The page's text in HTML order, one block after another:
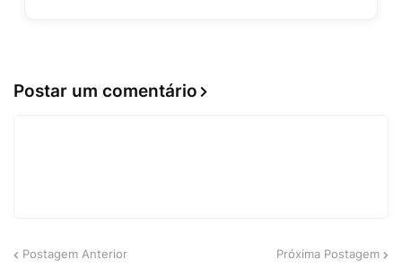
Postar um comentário
Postagem Anterior Próxima Postagem